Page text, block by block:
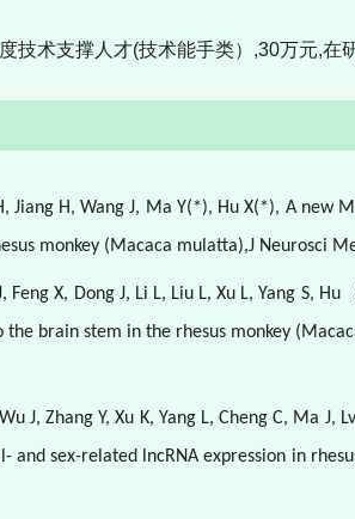
技术支撑人才(技术能手类） ,30万元,在
Jiang H, Wang J, Ma Y(*), Hu X(*), A
monkey (Macaca mulatta),J Neurosci
X, Dong J, Li L, Liu L, Xu L, Yang S, Hu
brain stem in the rhesus monkey
J, Zhang Y, Xu K, Yang L, Cheng C, Ma J,
and sex-related lncRNA expression in